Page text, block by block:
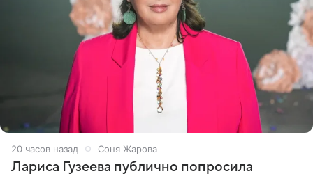
20 часов назад Соня Жарова
Лариса Гузеева публично попросила